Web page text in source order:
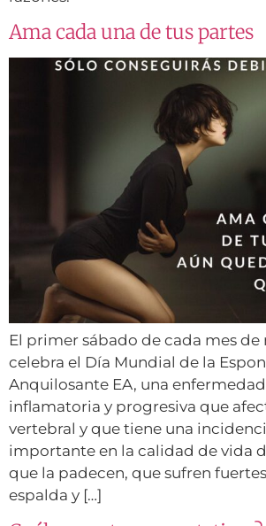
Ama cada una de tus partes
El primer sábado de cada mes de
celebra el Día Mundial de la
Anquilosante EA, una
inflamatoria y progresiva que
vertebral y que tiene una
importante en la calidad de vida
que la padecen, que sufren
espalda y […]